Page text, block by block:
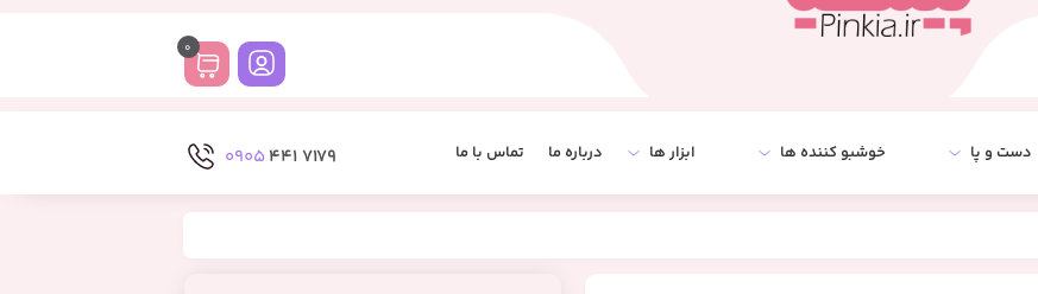
0
دست و پا خوشبو کننده ها ابزار ها درباره ما تماس با ما 7179 441
0905